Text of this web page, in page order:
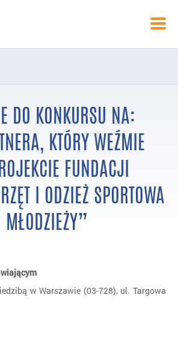
DO KONKURSU NA: wybór Partnera, który
DO KONKURSU NA:
KTÓRY WEŹMIE
FUNDACJI
I ODZIEŻ SPORTOWA
w Warszawie (03-728), ul. Targowa